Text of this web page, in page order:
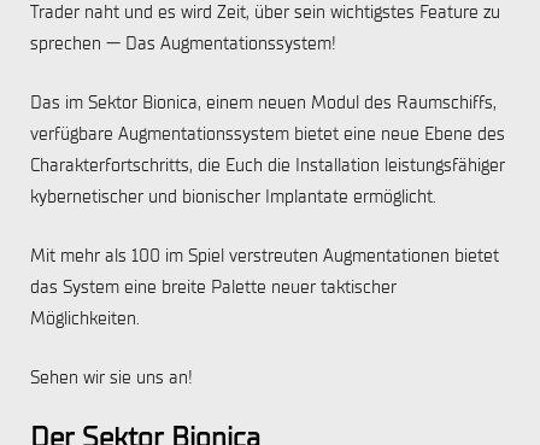
Trader naht und es wird Zeit, über sein wichtigstes Feature zu
sprechen — Das Augmentationssystem!
Das im Sektor Bionica, einem neuen Modul des Raumschiffs,
verfügbare Augmentationssystem bietet eine neue Ebene des
Charakterfortschritts, die Euch die Installation leistungsfähiger
kybernetischer und bionischer Implantate ermöglicht.
Mit mehr als 100 im Spiel verstreuten Augmentationen bietet
das System eine breite Palette neuer taktischer
Möglichkeiten.
Sehen wir sie uns an!